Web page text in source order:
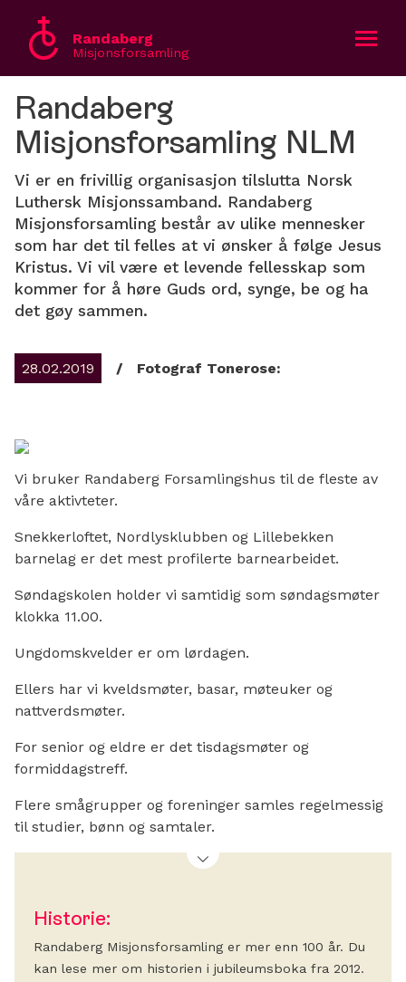
Randaberg
Misjonsforsamling
Bli med
Om oss
Kalender
Gi en gave
English
Randaberg
Misjonsforsamling NLM
Vi er en frivillig organisasjon tilslutta Norsk
Luthersk Misjonssamband. Randaberg
Misjonsforsamling består av ulike mennesker
som har det til felles at vi ønsker å følge Jesus
Kristus. Vi vil være et levende fellesskap som
kommer for å høre Guds ord, synge, be og ha
det gøy sammen.
28.02.2019 / Fotograf Tonerose:
Vi bruker Randaberg Forsamlingshus til de fleste av
våre aktivteter.
Snekkerloftet, Nordlysklubben og Lillebekken
barnelag er det mest profilerte barnearbeidet.
Søndagskolen holder vi samtidig som søndagsmøter
klokka 11.00.
Ungdomskvelder er om lørdagen.
Ellers har vi kveldsmøter, basar, møteuker og
nattverdsmøter.
For senior og eldre er det tisdagsmøter og
formiddagstreff.
Flere smågrupper og foreninger samles regelmessig
til studier, bønn og samtaler.
Historie:
Randaberg Misjonsforsamling er mer enn 100 år. Du
kan lese mer om historien i jubileumsboka fra 2012.